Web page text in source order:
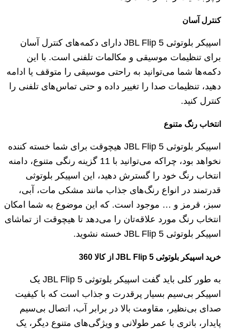
کنترل آسان
اسپیکر بلوتوثی JBL Flip 5 دارای دکمه‌های کنترل آسان
برای تنظیمات موسیقی و مکالمات تلفنی است. با این
دکمه‌ها شما می‌توانید به راحتی موسیقی را متوقف یا ادامه
دهید، تنظیمات صدا را تغییر داده و حتی تماس‌های تلفنی را
کنترل کنید.
انتخاب رنگ متنوع
اسپیکر بلوتوثی JBL Flip 5 هیچوقت برای شما خسته کننده
نخواهد بود، چراکه می‌توانید با 11 گزینه رنگی متنوع، دامنه
انتخاب رنگ خود را گسترش دهید، این اسپیکر بلوتوثی
قدرتمند در انواع رنگ‌های جذاب مانند مشکی مات، آبی،
سبز، قرمز و … موجود است. که این موضوع به شما امکان
انتخاب رنگ مورد علاقه‌تان را می‌دهد تا هیچوقت از تماشای
اسپیکر بلوتوثی JBL Flip 5 خسته نشوید.
خرید اسپیکر بلوتوثی JBL Flip 5 از کالا 360
به طور کلی باید گفت اسپیکر بلوتوثی JBL Flip 5 یک
اسپیکر بی‌سیم بسیار پرقدرت و جذاب است که با کیفیت
صدای بی‌نظیر، مقاومت بالا در برابر آب، اتصال بی‌سیم
پایدار، باتری با عمر طولانی و ویژگی‌های متنوع دیگر، یک